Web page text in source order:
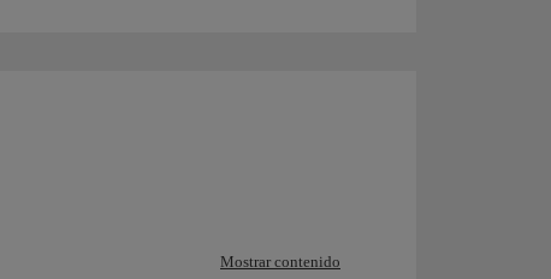
Mostrar contenido